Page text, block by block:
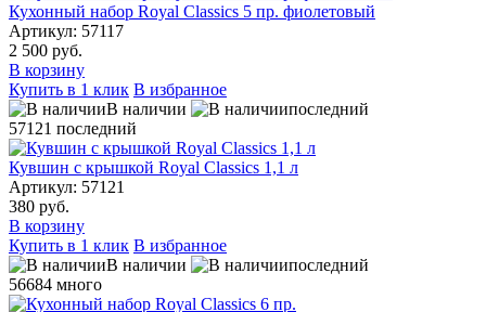
Кухонный набор Royal Classics 5 пр. фиолетовый
Артикул: 57117
2 500 руб.
В корзину
Купить в 1 клик В избранное
В наличии
последний
57121 последний
Кувшин с крышкой Royal Classics 1,1 л
Артикул: 57121
380 руб.
В корзину
Купить в 1 клик В избранное
В наличии
последний
56684 много